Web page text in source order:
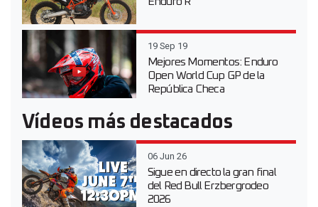
19 Sep 19
Mejores Momentos: Enduro
Open World Cup GP de la
República Checa
Vídeos más destacados
06 Jun 26
Sigue en directo la gran final
del Red Bull Erzbergrodeo
2026